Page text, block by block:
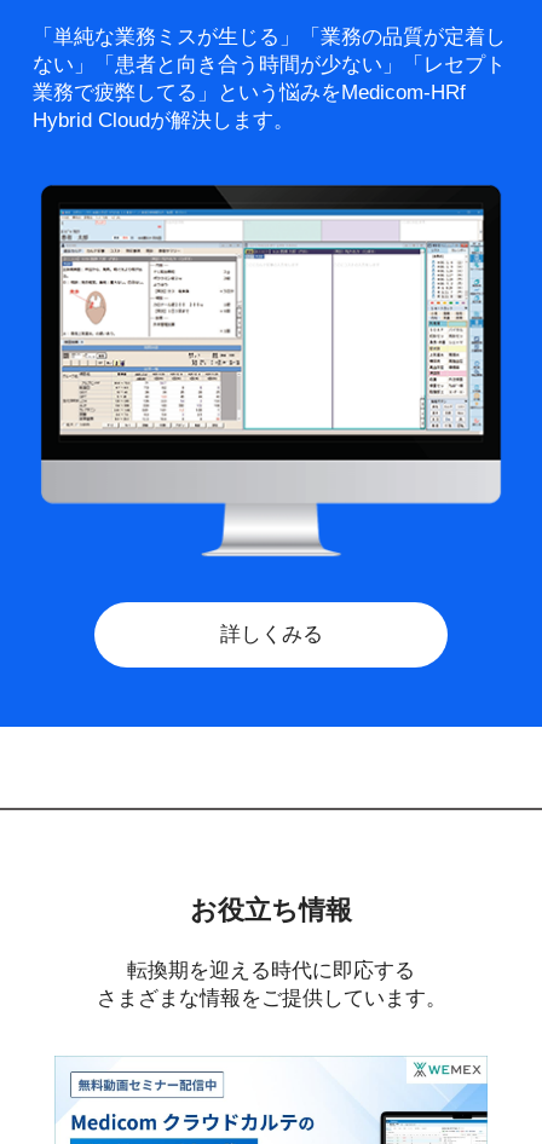
「単純な業務ミスが生じる」「業務の品質が定着し
ない」「患者と向き合う時間が少ない」「レセプト
業務で疲弊してる」という悩みをMedicom-HRf
Hybrid Cloudが解決します。
詳しくみる
お役立ち情報
転換期を迎える時代に即応する
さまざまな情報をご提供しています。